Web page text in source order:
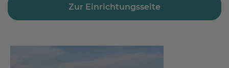
Zur Einrichtungsseite